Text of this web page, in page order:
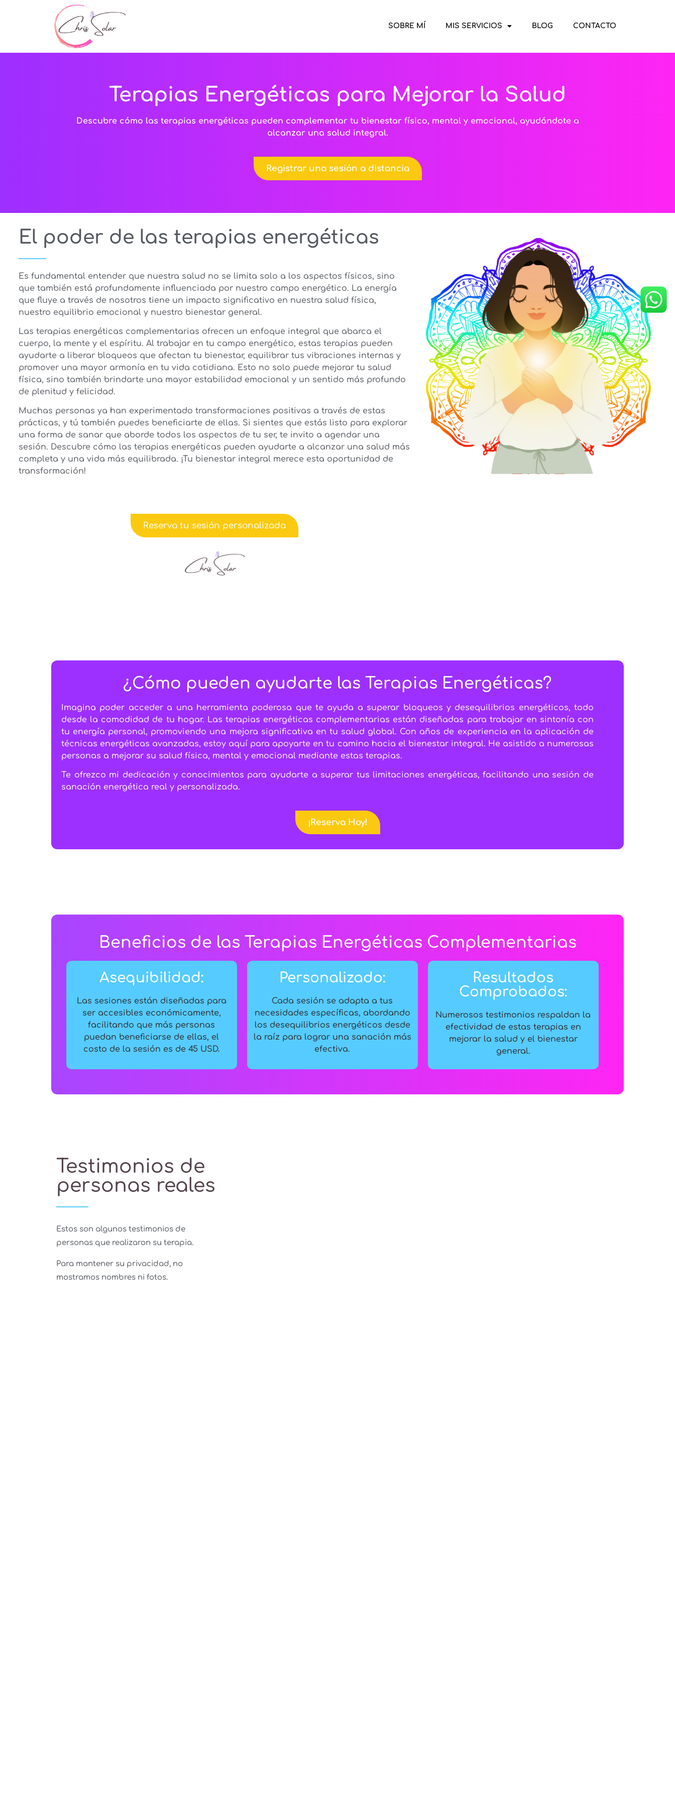
SOBRE MÍ MIS SERVICIOS BLOG CONTACTO
Terapias Energéticas para Mejorar la Salud
Descubre cómo las terapias energéticas pueden complementar tu bienestar físico, mental y emocional, ayudándote a
alcanzar una salud integral.
Registrar una sesión a distancia
El poder de las terapias energéticas
Es fundamental entender que nuestra salud no se limita solo a los aspectos físicos, sino
que también está profundamente influenciada por nuestro campo energético. La energía
que fluye a través de nosotros tiene un impacto significativo en nuestra salud física,
nuestro equilibrio emocional y nuestro bienestar general.
Las terapias energéticas complementarias ofrecen un enfoque integral que abarca el
cuerpo, la mente y el espíritu. Al trabajar en tu campo energético, estas terapias pueden
ayudarte a liberar bloqueos que afectan tu bienestar, equilibrar tus vibraciones internas y
promover una mayor armonía en tu vida cotidiana. Esto no solo puede mejorar tu salud
física, sino también brindarte una mayor estabilidad emocional y un sentido más profundo
de plenitud y felicidad.
Muchas personas ya han experimentado transformaciones positivas a través de estas
prácticas, y tú también puedes beneficiarte de ellas. Si sientes que estás listo para explorar
una forma de sanar que aborde todos los aspectos de tu ser, te invito a agendar una
sesión. Descubre cómo las terapias energéticas pueden ayudarte a alcanzar una salud más
completa y una vida más equilibrada. ¡Tu bienestar integral merece esta oportunidad de
transformación!
Reserva tu sesión personalizada
¿Cómo pueden ayudarte las Terapias Energéticas?
Imagina poder acceder a una herramienta poderosa que te ayuda a superar bloqueos y desequilibrios energéticos, todo
desde la comodidad de tu hogar. Las terapias energéticas complementarias están diseñadas para trabajar en sintonía con
tu energía personal, promoviendo una mejora significativa en tu salud global. Con años de experiencia en la aplicación de
técnicas energéticas avanzadas, estoy aquí para apoyarte en tu camino hacia el bienestar integral. He asistido a numerosas
personas a mejorar su salud física, mental y emocional mediante estas terapias.
Te ofrezco mi dedicación y conocimientos para ayudarte a superar tus limitaciones energéticas, facilitando una sesión de
sanación energética real y personalizada.
¡Reserva Hoy!
Beneficios de las Terapias Energéticas Complementarias
Asequibilidad:
Las sesiones están diseñadas para
ser accesibles económicamente,
facilitando que más personas
puedan beneficiarse de ellas, el
costo de la sesión es de 45 USD.
Personalizado:
Cada sesión se adapta a tus
necesidades específicas, abordando
los desequilibrios energéticos desde
la raíz para lograr una sanación más
efectiva.
Resultados
Comprobados:
Numerosos testimonios respaldan la
efectividad de estas terapias en
mejorar la salud y el bienestar
general.
Testimonios de
personas reales
Estos son algunos testimonios de
personas que realizaron su terapia.
Para mantener su privacidad, no
mostramos nombres ni fotos.